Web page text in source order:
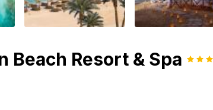
Beach Resort & Spa